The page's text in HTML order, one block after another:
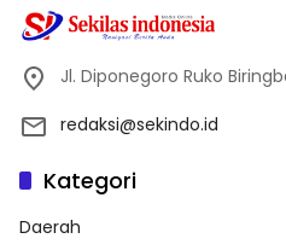
Jl. Diponegoro Ruko
redaksi@sekindo.id
Kategori
Daerah